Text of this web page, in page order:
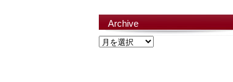
Archive
Archive